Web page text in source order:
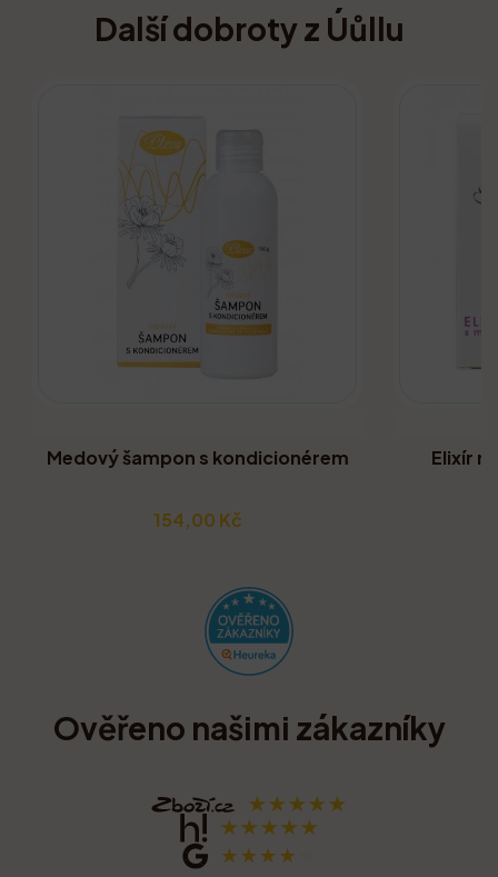
Další dobroty z Úůllu
Medový šampon s kondicionérem
154,00 Kč
Elixír
Ověřeno našimi zákazníky